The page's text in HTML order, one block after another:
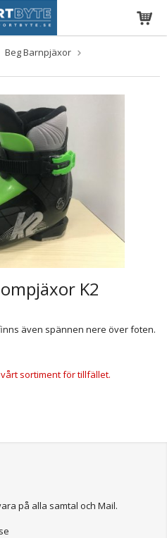
Beg Barnpjäxor
K2
även spännen nere över foten.
sortiment för tillfället.
på alla samtal och Mail.